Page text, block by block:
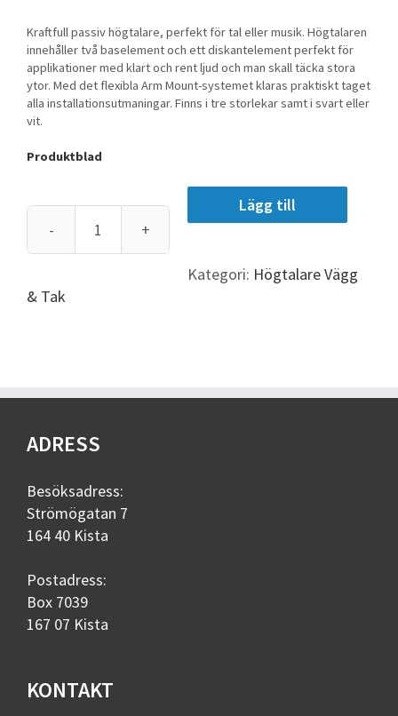
Kraftfull passiv högtalare, perfekt för tal eller musik. Högtalaren
innehåller två baselement och ett diskantelement perfekt för
applikationer med klart och rent ljud och man skall täcka stora
ytor. Med det flexibla Arm Mount-systemet klaras praktiskt taget
alla installationsutmaningar. Finns i tre storlekar samt i svart eller
vit.
Produktblad
ElectroVoice
Lägg till
Kategori: Högtalare Vägg
& Tak
ADRESS
Besöksadress:
Strömögatan 7
164 40 Kista
Postadress:
Box 7039
167 07 Kista
KONTAKT